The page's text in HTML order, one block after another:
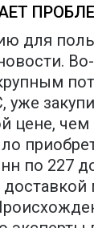
для
цене, чем
по 227